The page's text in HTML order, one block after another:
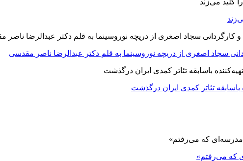
سجاد اصغری از دریچه نوروسینما به قلم دکتر عبدالرضا ناصر مقدسی
تئاتر کمدی ایران درگذشت
که می‌رفتم»